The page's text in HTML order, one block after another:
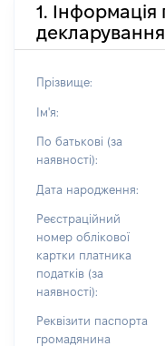
1. Інформація
декларування
Прізвище:
Ім'я:
По батькові (за
наявності):
Дата народження:
Реєстраційний
номер облікової
картки платника
податків (за
наявності):
Реквізити паспорта
громадянина